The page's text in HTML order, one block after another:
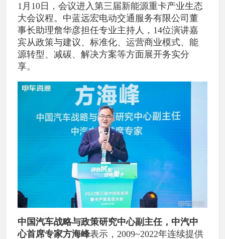
1月10日，会议进入第三届新能源重卡产业生态
大会议程。中蓝远宏电动交通服务有限公司董
事长助理詹华彦担任专业主持人，14位演讲嘉
宾从政策与建议、标准化、运营商业模式、能
源转型、减碳、解决方案等方面展开务实分
享。
中国汽车战略与政策研究中心副主任，中汽中
心首席专家方海峰表示，2009~2022年连续提供